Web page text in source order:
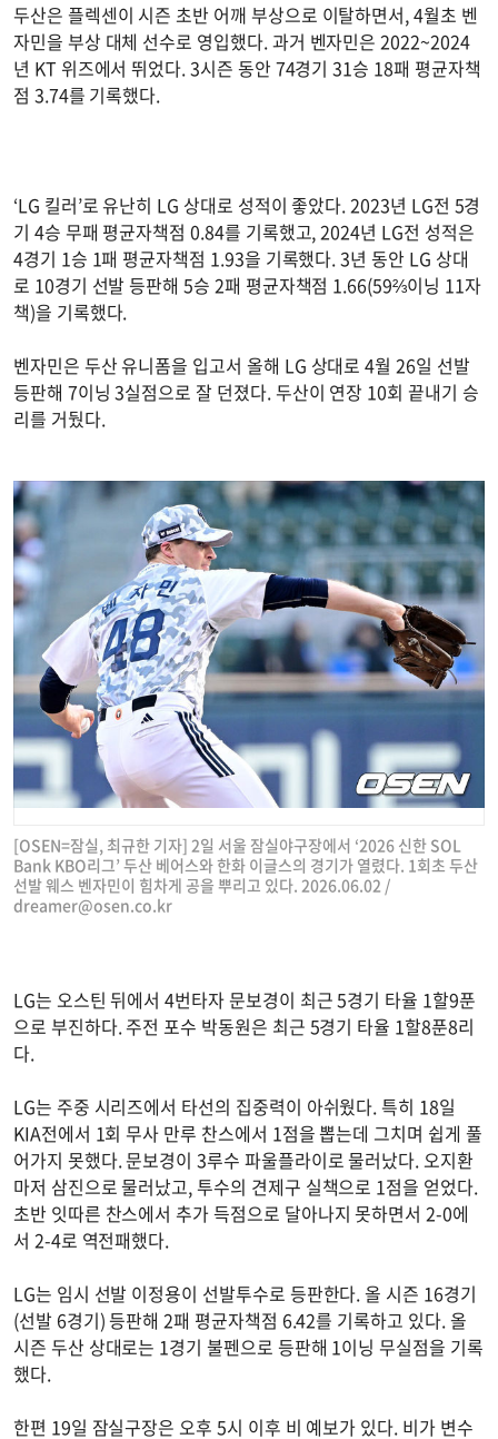
두산은 플렉센이 시즌 초반 어깨 부상으로 이탈하면서, 4월초 벤
자민을 부상 대체 선수로 영입했다. 과거 벤자민은 2022~2024
년 KT 위즈에서 뛰었다. 3시즌 동안 74경기 31승 18패 평균자책
점 3.74를 기록했다.
‘LG 킬러’로 유난히 LG 상대로 성적이 좋았다. 2023년 LG전 5경
기 4승 무패 평균자책점 0.84를 기록했고, 2024년 LG전 성적은
4경기 1승 1패 평균자책점 1.93을 기록했다. 3년 동안 LG 상대
로 10경기 선발 등판해 5승 2패 평균자책점 1.66(59⅔이닝 11자
책)을 기록했다.
벤자민은 두산 유니폼을 입고서 올해 LG 상대로 4월 26일 선발
등판해 7이닝 3실점으로 잘 던졌다. 두산이 연장 10회 끝내기 승
리를 거뒀다.
[OSEN=잠실, 최규한 기자] 2일 서울 잠실야구장에서 ‘2026 신한 SOL
Bank KBO리그’ 두산 베어스와 한화 이글스의 경기가 열렸다. 1회초 두산
선발 웨스 벤자민이 힘차게 공을 뿌리고 있다. 2026.06.02 /
dreamer@osen.co.kr
LG는 오스틴 뒤에서 4번타자 문보경이 최근 5경기 타율 1할9푼
으로 부진하다. 주전 포수 박동원은 최근 5경기 타율 1할8푼8리
다.
LG는 주중 시리즈에서 타선의 집중력이 아쉬웠다. 특히 18일
KIA전에서 1회 무사 만루 찬스에서 1점을 뽑는데 그치며 쉽게 풀
어가지 못했다. 문보경이 3루수 파울플라이로 물러났다. 오지환
마저 삼진으로 물러났고, 투수의 견제구 실책으로 1점을 얻었다.
초반 잇따른 찬스에서 추가 득점으로 달아나지 못하면서 2-0에
서 2-4로 역전패했다.
LG는 임시 선발 이정용이 선발투수로 등판한다. 올 시즌 16경기
(선발 6경기) 등판해 2패 평균자책점 6.42를 기록하고 있다. 올
시즌 두산 상대로는 1경기 불펜으로 등판해 1이닝 무실점을 기록
했다.
한편 19일 잠실구장은 오후 5시 이후 비 예보가 있다. 비가 변수